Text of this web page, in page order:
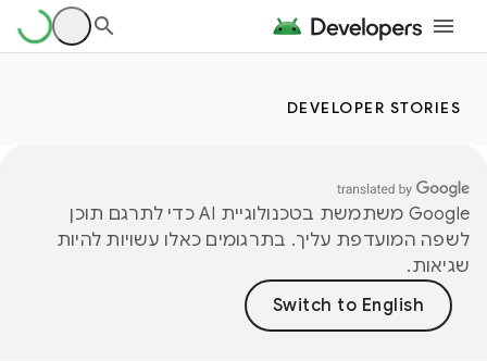
DEVELOPER STORIES
‫Google משתמשת בטכנולוגיית AI כדי לתרגם תוכן
לשפה המועדפת עליך. בתרגומים כאלו עשויות להיות
שגיאות.